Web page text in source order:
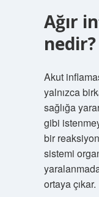
Ağır
nedir?
Akut
yalnızca
sağlığa
gibi
bir
sistemi
ortaya çıkar.